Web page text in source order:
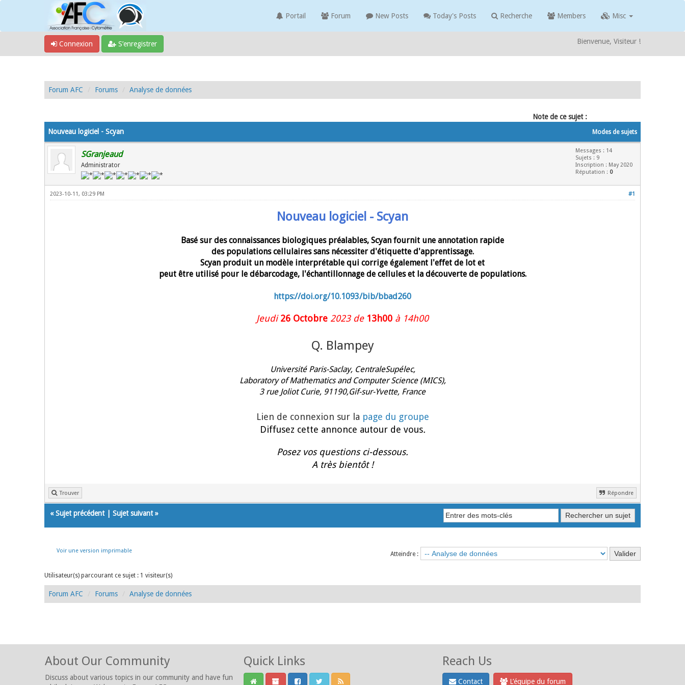
Portail Forum New Posts Today's Posts Recherche Members Misc
Connexion S’enregistrer Bienvenue, Visiteur !
Forum AFC Forums Analyse de données
Note de ce sujet :
Modes de sujets
Nouveau logiciel - Scyan
SGranjeaud
Administrator
Messages : 14
Sujets : 9
Inscription : May 2020
Réputation : 0
#1
2023-10-11, 03:29 PM
Nouveau logiciel - Scyan
Basé sur des connaissances biologiques préalables, Scyan fournit une annotation rapide
des populations cellulaires sans nécessiter d'étiquette d'apprentissage.
Scyan produit un modèle interprétable qui corrige également l'effet de lot et
peut être utilisé pour le débarcodage, l'échantillonnage de cellules et la découverte de populations.
https://doi.org/10.1093/bib/bbad260
Jeudi26 Octobre 2023 de 13h00 à 14h00
Q. Blampey
Université Paris-Saclay, CentraleSupélec,
Laboratory of Mathematics and Computer Science (MICS),
3 rue Joliot Curie, 91190,Gif-sur-Yvette, France
Lien de connexion sur la page du groupe
Diffusez cette annonce autour de vous.
Posez vos questions ci-dessous.
A très bientôt !
Trouver Répondre
«Sujet précédent| Sujet suivant»
Voir une version imprimable Atteindre :
Utilisateur(s) parcourant ce sujet : 1 visiteur(s)
Forum AFC Forums Analyse de données
About Our Community
Discuss about various topics in our community and have fun
Quick Links Reach Us
Contact L’équipe du forum